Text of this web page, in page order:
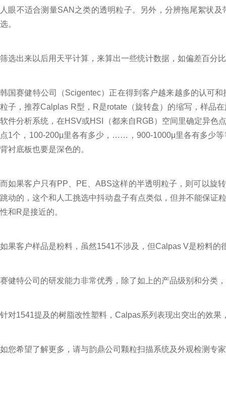
人眼不适合测量SAN之类的透明粒子。另外，分辨拖尾絮状
选。
筛选出来以后用天平计算，来算出一些统计数据，如偏差百分
韩国赛健特公司（Scigentec）正在得到客户越来越多的认可
粒子，推荐Calplas R型，R是rotate（旋转盘）的缩写，样品
软件分析系统，在HSV或HSI（都来自RGB）空间里确定异色
点1个，100-200μ里各有多少，……，900-1000μ里各有多少
背衬底板也要是深色的。
而如果客户只有PP、PE、ABS这样的半透明粒子，则可以旋
跳动的，这个和人工挑选中抖动盘子有点类似，但并不能保证
性和R是接近的。
如果客户样品是粉料，虽然1541不涉及，但Calpas V是粉料
赛健特公司的研发能力非常优秀，除了如上的产品级别和分类
针对1541提及的树脂改性塑料，Calpas系列表现出突出的效
如您希望了解更多，请与韵鼎公司颗粒扫描系统及外观检测专